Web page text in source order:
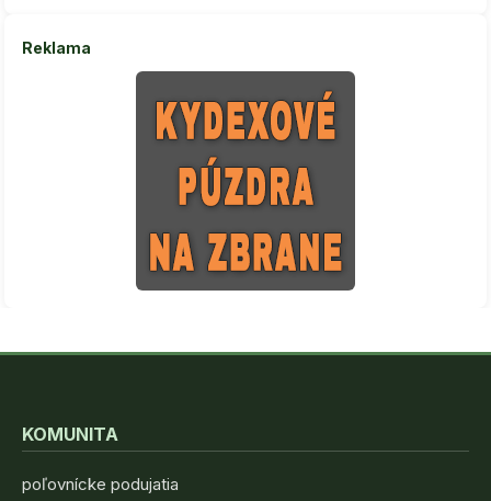
Reklama
KOMUNITA
poľovnícke podujatia